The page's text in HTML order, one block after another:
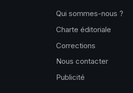
Qui sommes-nous ?
Charte éditoriale
Corrections
Nous contacter
Publicité